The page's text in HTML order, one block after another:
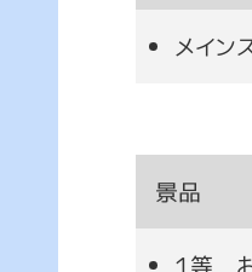
メイン
景品
１等